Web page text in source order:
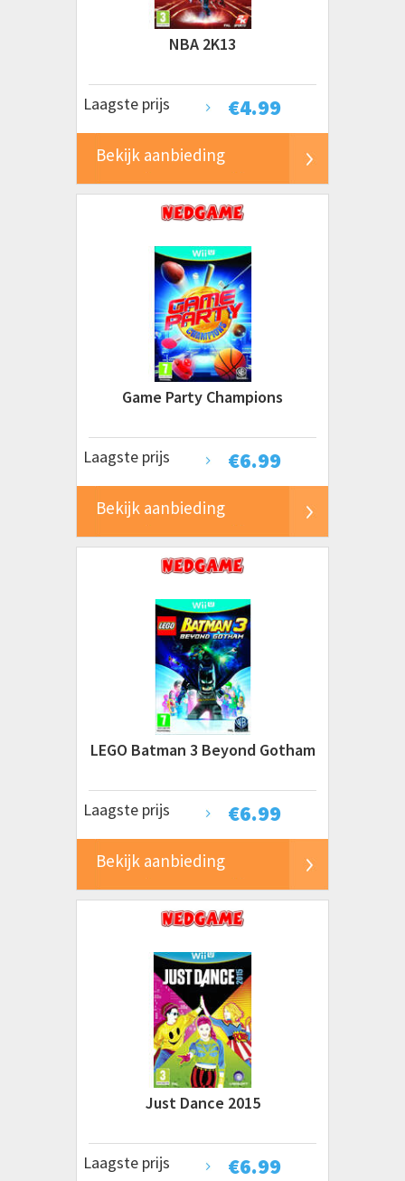
€ 0 tot € 5
€ 5 tot € 10
€ 10 tot € 20
€ 20 tot € 50
€ 50 tot € 100
€ 100 tot € 200+
NBA 2K13
€4.99
Laagste prijs
Bekijk aanbieding
Game Party Champions
€6.99
Laagste prijs
Bekijk aanbieding
LEGO Batman 3 Beyond Gotham
€6.99
Laagste prijs
Bekijk aanbieding
Just Dance 2015
€6.99
Laagste prijs